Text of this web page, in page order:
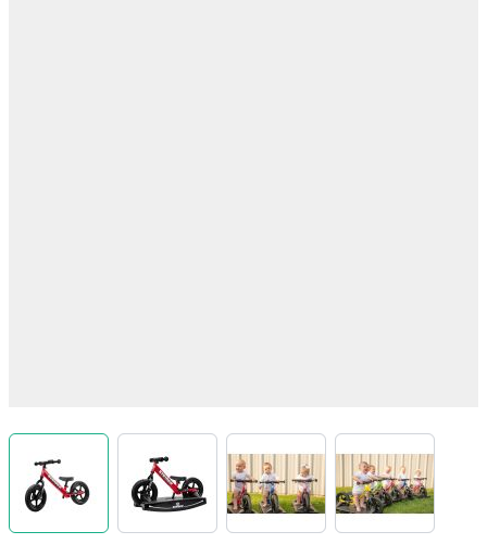
View larger image